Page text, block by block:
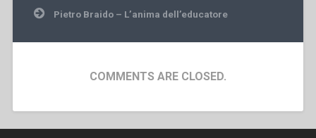
Pietro Braido – L’anima dell’educatore
COMMENTS ARE CLOSED.